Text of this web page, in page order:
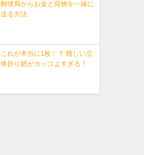
郵便局からお金と荷物を一緒に
送る方法
これが本当に1枚！？ 難しい立
体折り紙がカッコよすぎる！